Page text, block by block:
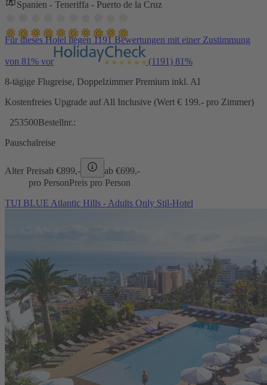
Spanien - Teneriffa - Puerto de la Cruz
Für dieses Hotel liegen 1191 Bewertungen mit einer Zustimmung
von 81% vor (1191) 81%
8-tägige Flugreise, Doppelzimmer Premium inkl. AI
Kostenfreies Upgrade auf All Inclusive (Wert € 199.- pro Zimmer)
253500Bestellnr.:
Pauschalreise
Alter Preisab €899,- ab €699,-
pro PersonPreis pro Person
TUI BLUE Atlantic Hills - Adults Only Stil-Hotel